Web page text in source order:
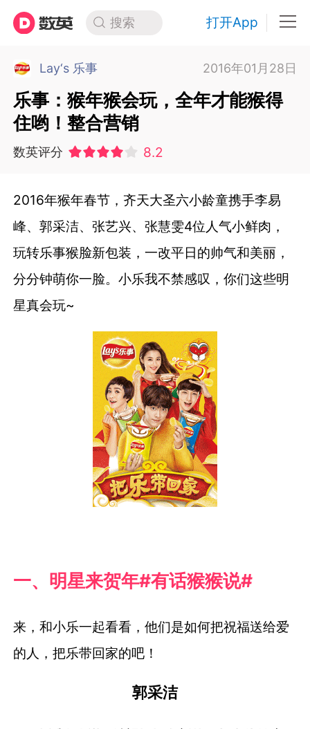
搜索 打开App
Lay‘s 乐事 2016年01月28日
乐事：猴年猴会玩，全年才能猴得
住哟！整合营销
数英评分 8.2
2016年猴年春节，齐天大圣六小龄童携手李易
峰、郭采洁、张艺兴、张慧雯4位人气小鲜肉，
玩转乐事猴脸新包装，一改平日的帅气和美丽，
分分钟萌你一脸。小乐我不禁感叹，你们这些明
星真会玩~
一、明星来贺年#有话猴猴说#
来，和小乐一起看看，他们是如何把祝福送给爱
的人，把乐带回家的吧！
郭采洁